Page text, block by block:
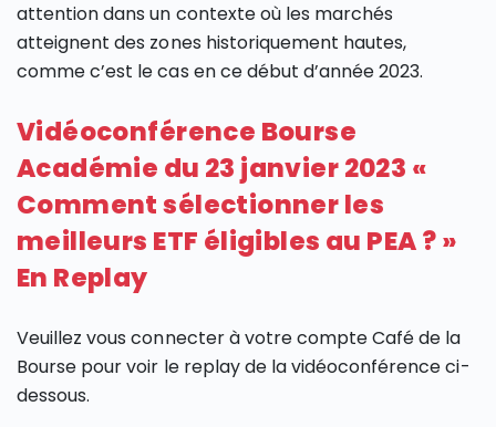
attention dans un contexte où les marchés
atteignent des zones historiquement hautes,
comme c’est le cas en ce début d’année 2023.
Vidéoconférence Bourse
Académie du 23 janvier 2023 «
Comment sélectionner les
meilleurs ETF éligibles au PEA ? »
En Replay
Veuillez vous connecter à votre compte Café de la
Bourse pour voir le replay de la vidéoconférence ci-
dessous.